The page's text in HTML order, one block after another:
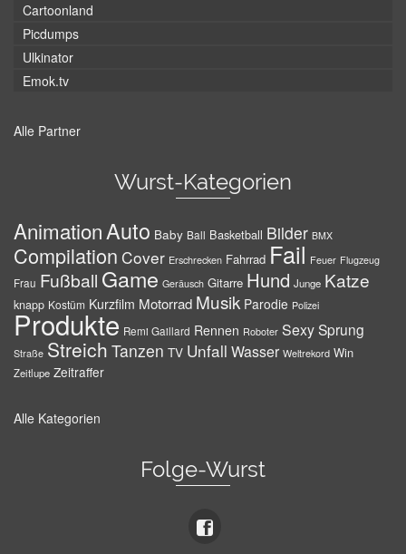
Cartoonland
Picdumps
Ulkinator
Emok.tv
Alle Partner
Wurst-Kategorien
AnimationAuto Baby Ball Basketball Bilder BMX
Compilation Cover Erschrecken Fahrrad Fail Feuer Flugzeug
Frau Fußball Game Geräusch Gitarre Hund Junge Katze
knapp Kostüm Kurzfilm Motorrad Musik Parodie Polizei
Produkte Remi Gaillard Rennen Roboter SexySprung
Straße Streich Tanzen TV Unfall Wasser Weltrekord Win
Zeitlupe Zeitraffer
Alle Kategorien
Folge-Wurst